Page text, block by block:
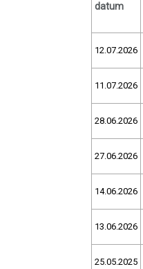
datum
12.07.2026
11.07.2026
28.06.2026
27.06.2026
14.06.2026
13.06.2026
25.05.2025